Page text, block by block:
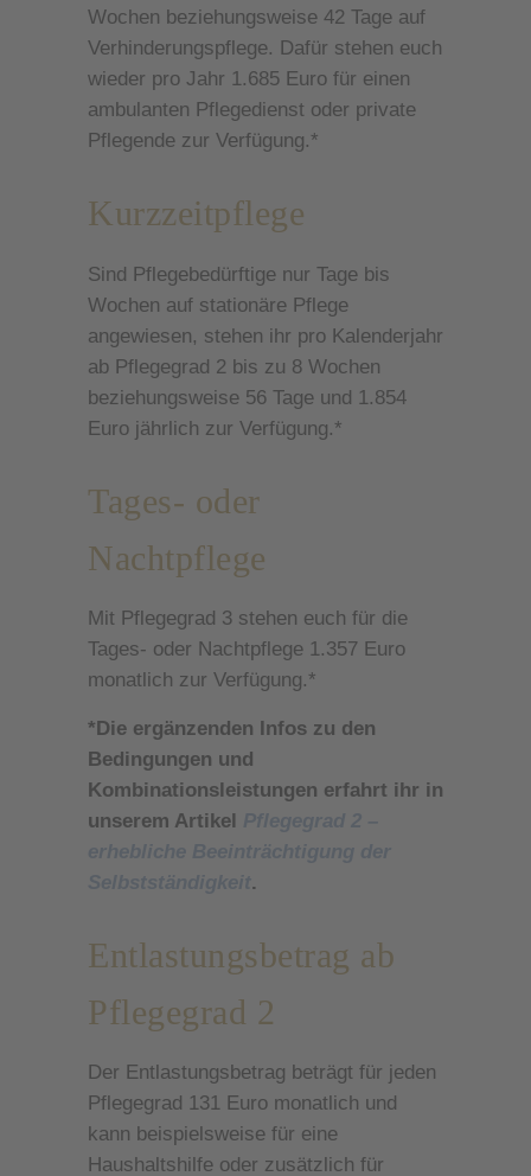
Wochen beziehungsweise 42 Tage auf
Verhinderungspflege. Dafür stehen euch
wieder pro Jahr 1.685 Euro für einen
ambulanten Pflegedienst oder private
Pflegende zur Verfügung.*
Kurzzeitpflege
Sind Pflegebedürftige nur Tage bis
Wochen auf stationäre Pflege
angewiesen, stehen ihr pro Kalenderjahr
ab Pflegegrad 2 bis zu 8 Wochen
beziehungsweise 56 Tage und 1.854
Euro jährlich zur Verfügung.*
Tages- oder
Nachtpflege
Mit Pflegegrad 3 stehen euch für die
Tages- oder Nachtpflege 1.357 Euro
monatlich zur Verfügung.*
*Die ergänzenden Infos zu den
Bedingungen und
Kombinationsleistungen erfahrt ihr in
unserem Artikel Pflegegrad 2 –
erhebliche Beeinträchtigung der
Selbstständigkeit.
Entlastungsbetrag ab
Pflegegrad 2
Der Entlastungsbetrag beträgt für jeden
Pflegegrad 131 Euro monatlich und
kann beispielsweise für eine
Haushaltshilfe oder zusätzlich für